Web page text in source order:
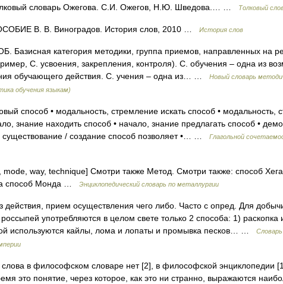
словарь Ожегова. С.И. Ожегов, Н.Ю. Шведова.… …
Толковый
В. В. Виноградов. История слов, 2010 … История слов
Базисная категория методики, группа приемов, направленных на
С. усвоения, закрепления, контроля). С. обучения – одна из
обучающего действия. С. учения – одна из… …
Новый словарь
обучения языкам)
способ • модальность, стремление искать способ • модальность,
знание находить способ • начало, знание предлагать способ •
существование / создание способ позволяет •… …
Глагольной
way, technique] Смотри также Метод. Смотри также: способ
способ Монда …
Энциклопедический словарь по металлургии
прием осуществления чего либо. Часто с опред. Для
употребляются в целом свете только 2 способа: 1) раскопка
используются кайлы, лома и лопаты и промывка песков… …
в философском словаре нет [2], в философской энциклопедии
это понятие, через которое, как это ни странно, выражаются